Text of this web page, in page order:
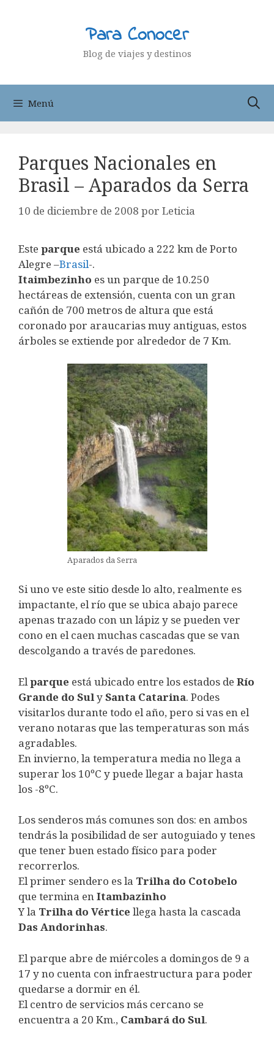
Para Conocer
Blog de viajes y destinos
Menú
Parques Nacionales en
Brasil – Aparados da Serra
10 de diciembre de 2008 por Leticia
Este parque está ubicado a 222 km de Porto
Alegre –Brasil-.
Itaimbezinho es un parque de 10.250
hectáreas de extensión, cuenta con un gran
cañón de 700 metros de altura que está
coronado por araucarias muy antiguas, estos
árboles se extiende por alrededor de 7 Km.
Aparados da Serra
Si uno ve este sitio desde lo alto, realmente es
impactante, el río que se ubica abajo parece
apenas trazado con un lápiz y se pueden ver
cono en el caen muchas cascadas que se van
descolgando a través de paredones.
Elparque está ubicado entre los estados de Río
Grande do SulySanta Catarina. Podes
visitarlos durante todo el año, pero si vas en el
verano notaras que las temperaturas son más
agradables.
En invierno, la temperatura media no llega a
superar los 10ºC y puede llegar a bajar hasta
los -8ºC.
Los senderos más comunes son dos: en ambos
tendrás la posibilidad de ser autoguiado y tenes
que tener buen estado físico para poder
recorrerlos.
El primer sendero es la Trilha do Cotobelo
que termina enItambazinho
Y la Trilha do Vértice llega hasta la cascada
Das Andorinhas.
El parque abre de miércoles a domingos de 9 a
17 y no cuenta con infraestructura para poder
quedarse a dormir en él.
El centro de servicios más cercano se
encuentra a 20 Km., Cambará do Sul.